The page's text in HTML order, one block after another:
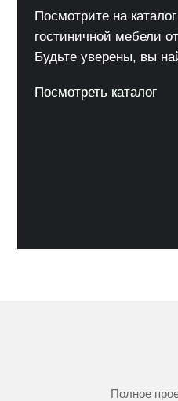
Посмотрите на
гостиничной мебели
Будьте уверены, вы
Посмотреть каталог
Полное